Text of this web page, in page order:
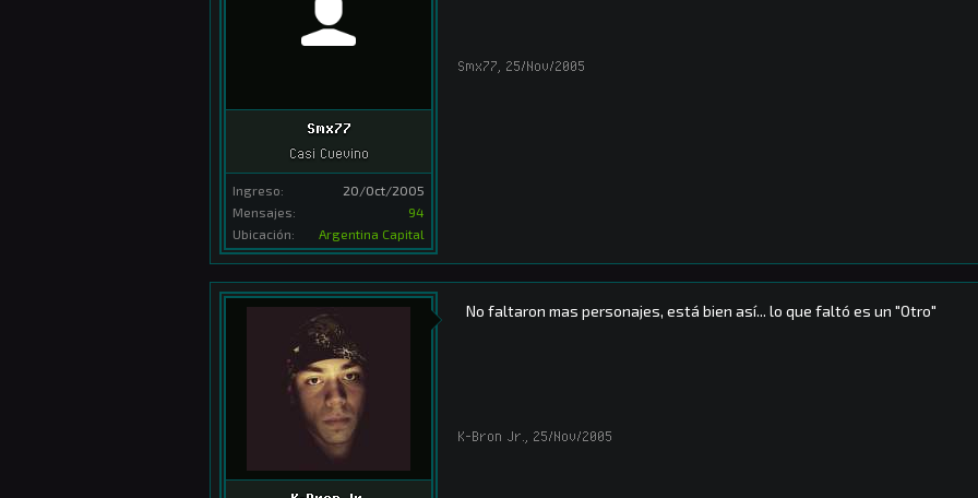
Smx77
Casi Cuevino
Ingreso:
20/Oct/2005
Mensajes:
94
Ubicación:
Argentina Capital
Smx77 25/Nov/2005
No faltaron mas personajes, está bien así... lo que faltó es un "Otro"
K-Bron Jr. 25/Nov/2005